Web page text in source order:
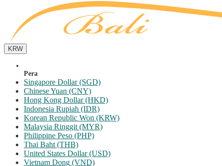
KRW
Pera
Singapore Dollar (SGD)
Chinese Yuan (CNY)
Hong Kong Dollar (HKD)
Indonesia Rupiah (IDR)
Korean Republic Won (KRW)
Malaysia Ringgit (MYR)
Philippine Peso (PHP)
Thai Baht (THB)
United States Dollar (USD)
Vietnam Dong (VND)